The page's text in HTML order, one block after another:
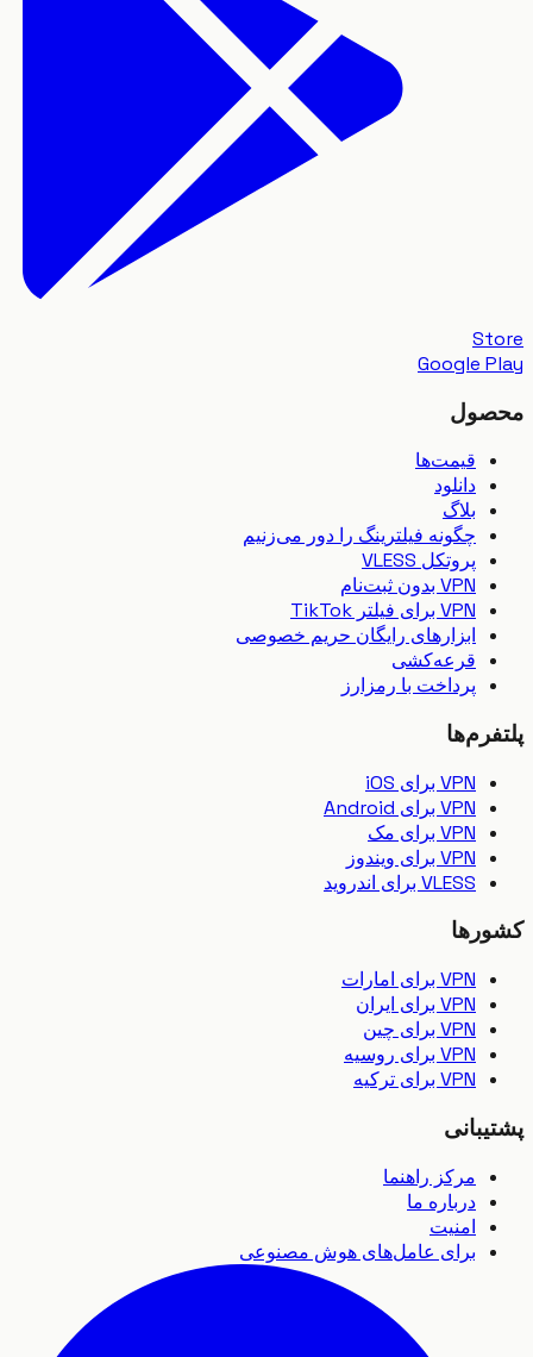
Google
قیمت‌ها
دانلود
بلاگ
چگونه فیلترینگ را دور می‌زنیم
پروتکل VLESS
VPN بدون ثبت‌نام
VPN برای فیلتر TikTok
ابزارهای رایگان حریم خصوصی
قرعه‌کشی
پرداخت با رمزارز
VPN برای iOS
VPN برای Android
VPN برای مک
VPN برای ویندوز
VLESS برای اندروید
VPN برای امارات
VPN برای ایران
VPN برای چین
VPN برای روسیه
VPN برای ترکیه
مرکز راهنما
درباره ما
امنیت
برای عامل‌های هوش مصنوعی